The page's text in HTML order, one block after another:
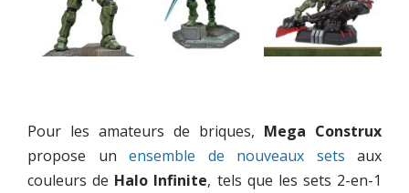
Pour les amateurs de briques, Mega Construx
propose un ensemble de nouveaux sets aux
couleurs de Halo Infinite, tels que les sets 2-en-1